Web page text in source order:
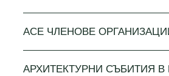
ACE ЧЛЕНОВЕ
АРХИТЕКТУРНИ СЪБИТИЯ В